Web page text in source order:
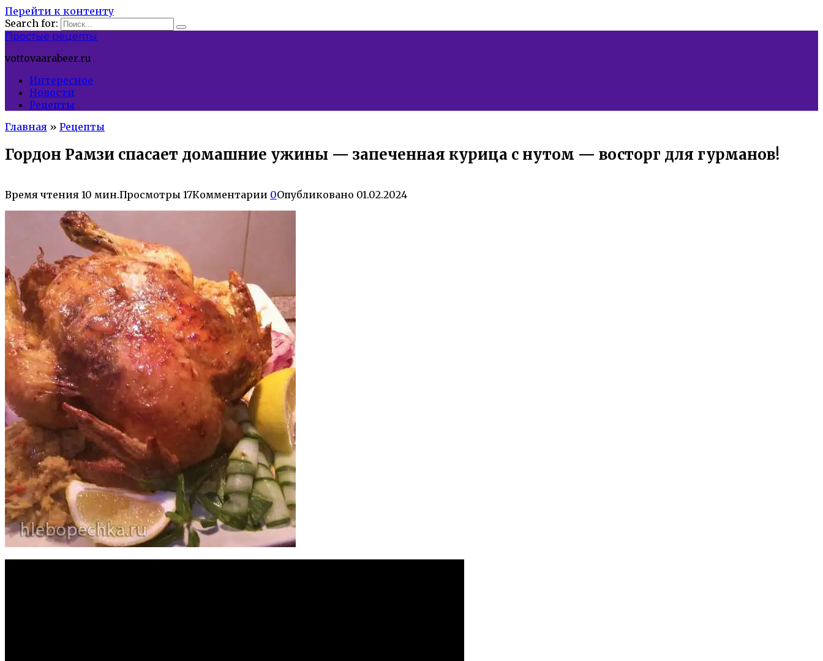
Перейти к контенту
Search for:
Простые рецепты
vottovaarabeer.ru
Интересное
Новости
Рецепты
Главная » Рецепты
Гордон Рамзи спасает домашние ужины — запеченная курица с нутом — восторг для гурманов!
Время чтения 10 мин.Просмотры 17Комментарии 0Опубликовано 01.02.2024